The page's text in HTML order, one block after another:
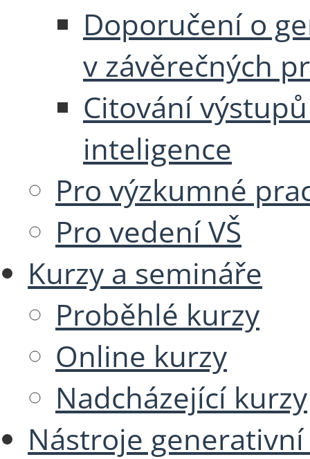
Doporučení o
v závěrečných
Citování
inteligence
Pro výzkumné
Pro vedení VŠ
Kurzy a semináře
Proběhlé kurzy
Online kurzy
Nadcházející kurzy
Nástroje generativní